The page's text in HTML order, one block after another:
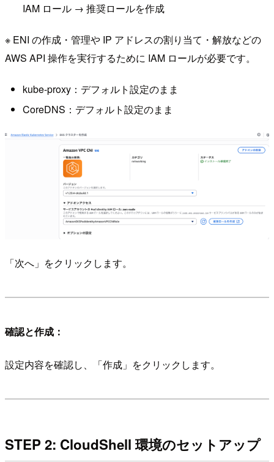
IAM ロール → 推奨ロールを作成
※ ENI の作成・管理や IP アドレスの割り当て・解放などの
AWS API 操作を実行するために IAM ロールが必要です。
kube-proxy：デフォルト設定のまま
CoreDNS：デフォルト設定のまま
「次へ」をクリックします。
確認と作成：
設定内容を確認し、「作成」をクリックします。
STEP 2: CloudShell 環境のセットアップ